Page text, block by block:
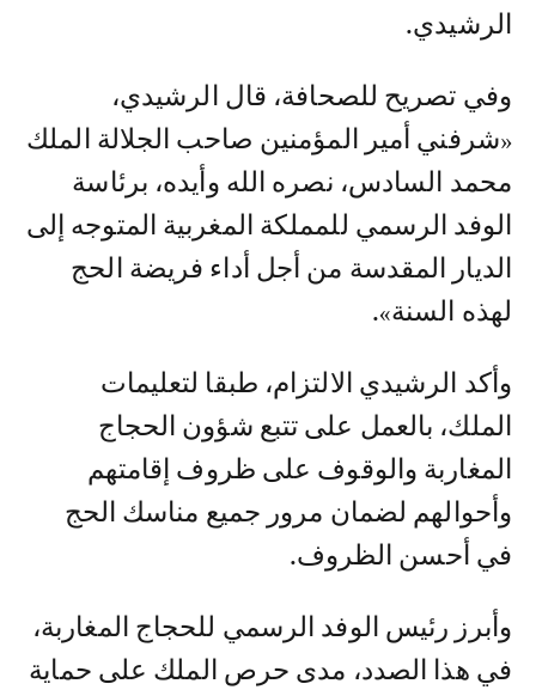
الرشيدي.
وفي تصريح للصحافة، قال الرشيدي،
«شرفني أمير المؤمنين صاحب الجلالة الملك
محمد السادس، نصره الله وأيده، برئاسة
الوفد الرسمي للمملكة المغربية المتوجه إلى
الديار المقدسة من أجل أداء فريضة الحج
لهذه السنة».
وأكد الرشيدي الالتزام، طبقا لتعليمات
الملك، بالعمل على تتبع شؤون الحجاج
المغاربة والوقوف على ظروف إقامتهم
وأحوالهم لضمان مرور جميع مناسك الحج
في أحسن الظروف.
وأبرز رئيس الوفد الرسمي للحجاج المغاربة،
في هذا الصدد، مدى حرص الملك على حماية